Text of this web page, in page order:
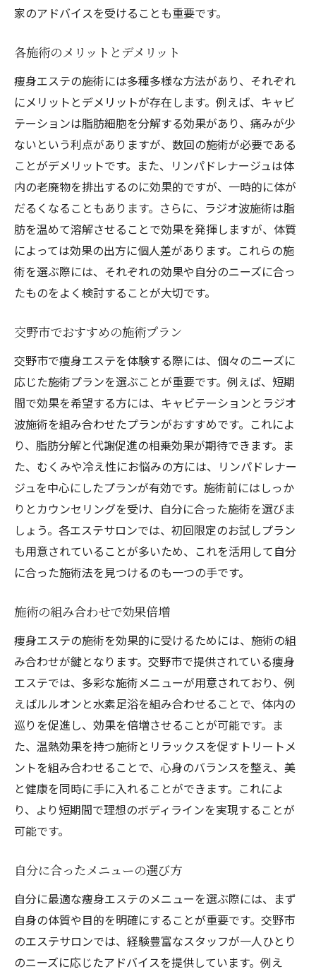
家のアドバイスを受けることも重要です。
各施術のメリットとデメリット
痩身エステの施術には多種多様な方法があり、それぞれ
にメリットとデメリットが存在します。例えば、キャビ
テーションは脂肪細胞を分解する効果があり、痛みが少
ないという利点がありますが、数回の施術が必要である
ことがデメリットです。また、リンパドレナージュは体
内の老廃物を排出するのに効果的ですが、一時的に体が
だるくなることもあります。さらに、ラジオ波施術は脂
肪を温めて溶解させることで効果を発揮しますが、体質
によっては効果の出方に個人差があります。これらの施
術を選ぶ際には、それぞれの効果や自分のニーズに合っ
たものをよく検討することが大切です。
交野市でおすすめの施術プラン
交野市で痩身エステを体験する際には、個々のニーズに
応じた施術プランを選ぶことが重要です。例えば、短期
間で効果を希望する方には、キャビテーションとラジオ
波施術を組み合わせたプランがおすすめです。これによ
り、脂肪分解と代謝促進の相乗効果が期待できます。ま
た、むくみや冷え性にお悩みの方には、リンパドレナー
ジュを中心にしたプランが有効です。施術前にはしっか
りとカウンセリングを受け、自分に合った施術を選びま
しょう。各エステサロンでは、初回限定のお試しプラン
も用意されていることが多いため、これを活用して自分
に合った施術法を見つけるのも一つの手です。
施術の組み合わせで効果倍増
痩身エステの施術を効果的に受けるためには、施術の組
み合わせが鍵となります。交野市で提供されている痩身
エステでは、多彩な施術メニューが用意されており、例
えばルルオンと水素足浴を組み合わせることで、体内の
巡りを促進し、効果を倍増させることが可能です。ま
た、温熱効果を持つ施術とリラックスを促すトリートメ
ントを組み合わせることで、心身のバランスを整え、美
と健康を同時に手に入れることができます。これによ
り、より短期間で理想のボディラインを実現することが
可能です。
自分に合ったメニューの選び方
自分に最適な痩身エステのメニューを選ぶ際には、まず
自身の体質や目的を明確にすることが重要です。交野市
のエステサロンでは、経験豊富なスタッフが一人ひとり
のニーズに応じたアドバイスを提供しています。例え